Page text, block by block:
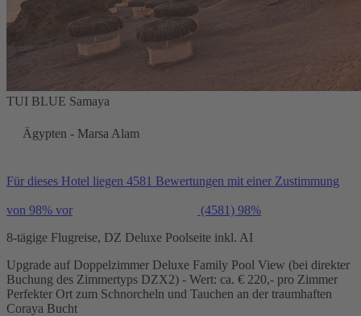
TUI BLUE Samaya
Ägypten - Marsa Alam
Für dieses Hotel liegen 4581 Bewertungen mit einer Zustimmung
von 98% vor (4581) 98%
8-tägige Flugreise, DZ Deluxe Poolseite inkl. AI
Upgrade auf Doppelzimmer Deluxe Family Pool View (bei direkter
Buchung des Zimmertyps DZX2) - Wert: ca. € 220,- pro Zimmer
Perfekter Ort zum Schnorcheln und Tauchen an der traumhaften
Coraya Bucht